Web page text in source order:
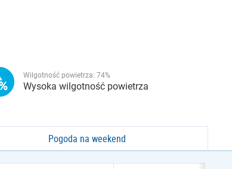
Wilgotność powietrza: 74%
Wysoka wilgotność powietrza
Pogoda na weekend